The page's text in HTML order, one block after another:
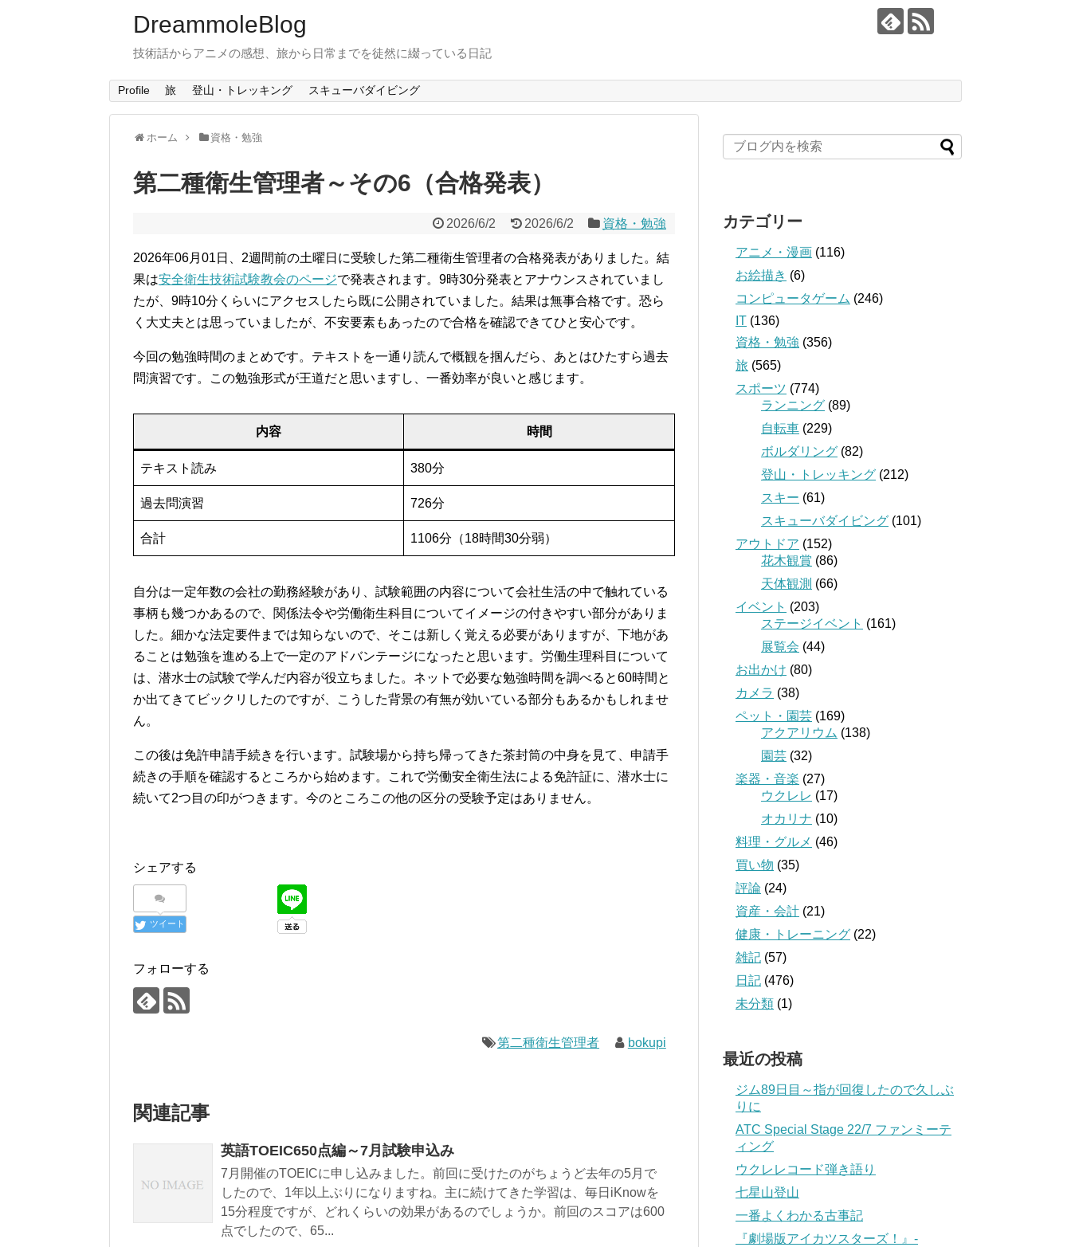
DreammoleBlog
技術話からアニメの感想、旅から日常までを徒然に綴っている日記
Profile 旅 登山・トレッキング スキューバダイビング
ホーム 資格・勉強
第二種衛生管理者～その6（合格発表）
2026/6/2 2026/6/2 資格・勉強
2026年06月01日、2週間前の土曜日に受験した第二種衛生管理者の合格発表がありました。結
果は安全衛生技術試験教会のページで発表されます。9時30分発表とアナウンスされていまし
たが、9時10分くらいにアクセスしたら既に公開されていました。結果は無事合格です。恐ら
く大丈夫とは思っていましたが、不安要素もあったので合格を確認できてひと安心です。
今回の勉強時間のまとめです。テキストを一通り読んで概観を掴んだら、あとはひたすら過去
問演習です。この勉強形式が王道だと思いますし、一番効率が良いと感じます。
内容 時間
テキスト読み 380分
過去問演習 726分
合計 1106分（18時間30分弱）
自分は一定年数の会社の勤務経験があり、試験範囲の内容について会社生活の中で触れている
事柄も幾つかあるので、関係法令や労働衛生科目についてイメージの付きやすい部分がありま
した。細かな法定要件までは知らないので、そこは新しく覚える必要がありますが、下地があ
ることは勉強を進める上で一定のアドバンテージになったと思います。労働生理科目について
は、潜水士の試験で学んだ内容が役立ちました。ネットで必要な勉強時間を調べると60時間と
か出てきてビックリしたのですが、こうした背景の有無が効いている部分もあるかもしれませ
ん。
この後は免許申請手続きを行います。試験場から持ち帰ってきた茶封筒の中身を見て、申請手
続きの手順を確認するところから始めます。これで労働安全衛生法による免許証に、潜水士に
続いて2つ目の印がつきます。今のところこの他の区分の受験予定はありません。
シェアする
ツイート
フォローする
第二種衛生管理者 bokupi
関連記事
英語TOEIC650点編～7月試験申込み
7月開催のTOEICに申し込みました。前回に受けたのがちょうど去年の5月で
したので、1年以上ぶりになりますね。主に続けてきた学習は、毎日iKnowを
15分程度ですが、どれくらいの効果があるのでしょうか。前回のスコアは600
点でしたので、65...
カテゴリー
アニメ・漫画 (116)
お絵描き (6)
コンピュータゲーム (246)
IT (136)
資格・勉強 (356)
旅 (565)
スポーツ (774)
ランニング (89)
自転車 (229)
ボルダリング (82)
登山・トレッキング (212)
スキー (61)
スキューバダイビング (101)
アウトドア (152)
花木観賞 (86)
天体観測 (66)
イベント (203)
ステージイベント (161)
展覧会 (44)
お出かけ (80)
カメラ (38)
ペット・園芸 (169)
アクアリウム (138)
園芸 (32)
楽器・音楽 (27)
ウクレレ (17)
オカリナ (10)
料理・グルメ (46)
買い物 (35)
評論 (24)
資産・会計 (21)
健康・トレーニング (22)
雑記 (57)
日記 (476)
未分類 (1)
最近の投稿
ジム89日目～指が回復したので久しぶ
りに
ATC Special Stage 22/7 ファンミーテ
ィング
ウクレレコード弾き語り
七星山登山
一番よくわかる古事記
『劇場版アイカツスターズ！』-